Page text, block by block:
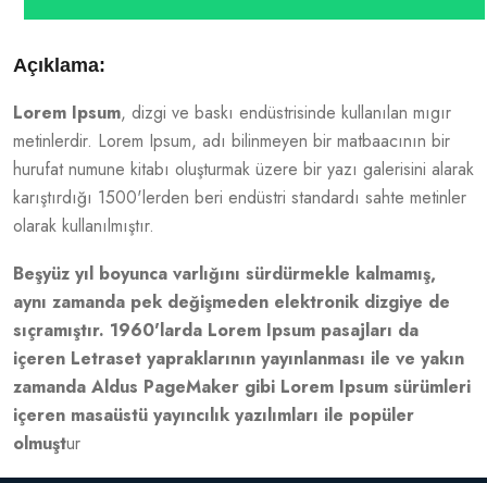
Açıklama:
Lorem Ipsum, dizgi ve baskı endüstrisinde kullanılan mıgır
metinlerdir. Lorem Ipsum, adı bilinmeyen bir matbaacının bir
hurufat numune kitabı oluşturmak üzere bir yazı galerisini alarak
karıştırdığı 1500'lerden beri endüstri standardı sahte metinler
olarak kullanılmıştır.
Beşyüz yıl boyunca varlığını sürdürmekle kalmamış,
aynı zamanda pek değişmeden elektronik dizgiye de
sıçramıştır. 1960'larda Lorem Ipsum pasajları da
içeren Letraset yapraklarının yayınlanması ile ve yakın
zamanda Aldus PageMaker gibi Lorem Ipsum sürümleri
içeren masaüstü yayıncılık yazılımları ile popüler
olmuştur